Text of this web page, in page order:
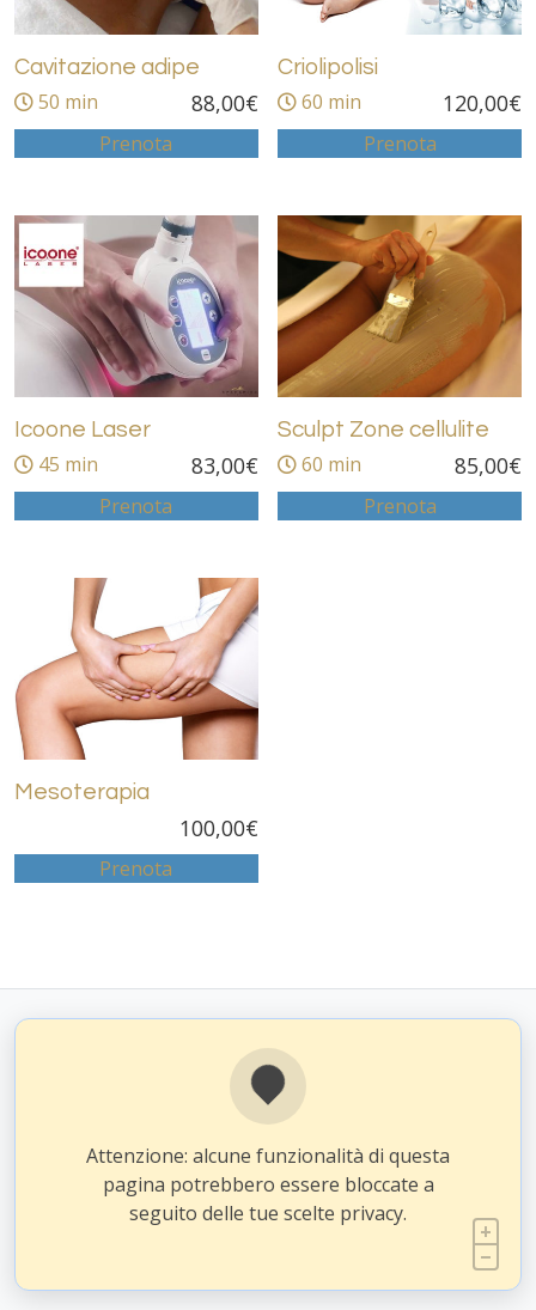
Cavitazione adipe
50 min 88,00€
Prenota
Criolipolisi
60 min 120,00€
Prenota
Icoone Laser
45 min 83,00€
Prenota
Sculpt Zone cellulite
60 min 85,00€
Prenota
Mesoterapia
100,00€
Prenota
Attenzione: alcune funzionalità di questa
pagina potrebbero essere bloccate a
seguito delle tue scelte privacy.